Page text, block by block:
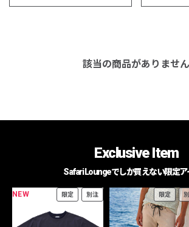
該当の商品がありません
Exclusive Item
Safari Loungeでしか買えない限定ア
NEW 限定 別注 限定